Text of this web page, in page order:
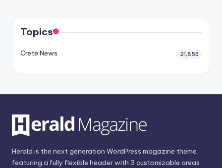
Topics
Crete News 21,853
Herald is the next generation WordPress magazine theme,
featuring a fully flexible header with 3 customizable areas